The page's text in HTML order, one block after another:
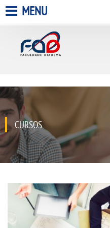
QUEM SOMOS
ESTÁGIOS
BIBLIOTECA
MENU
CURSOS